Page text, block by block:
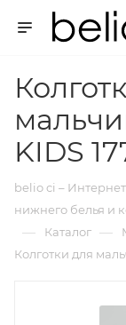
KIDS
belio ci –
нижнего белья и
— Каталог —
Колготки для